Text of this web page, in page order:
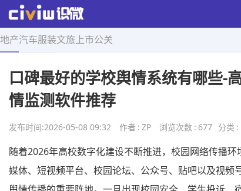
地产汽车服装文旅 上市公关
首页 > 舆情导航 > 正文
口碑最好的学校舆情系统有哪些-
情监测软件推荐
发布时间:2026-05-08 09:32 作者 : ZP 浏览次数 : 677 分类 :
随着2026年高校数字化建设不断推进，校园网络传播
媒体、短视频平台、校园论坛、公众号、贴吧以及视频